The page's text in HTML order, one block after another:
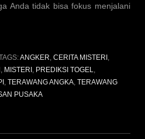
Anda tidak bisa fokus menjalani
ANGKER CERITA MISTERI,
MISTERI PREDIKSI TOGEL
TERAWANG ANGKA TERAWANG
PUSAKA